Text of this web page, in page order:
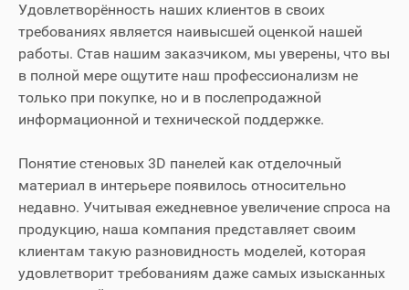
Удовлетворённость наших клиентов в своих
требованиях является наивысшей оценкой нашей
работы. Став нашим заказчиком, мы уверены, что вы
в полной мере ощутите наш профессионализм не
только при покупке, но и в послепродажной
информационной и технической поддержке.
Понятие стеновых 3D панелей как отделочный
материал в интерьере появилось относительно
недавно. Учитывая ежедневное увеличение спроса на
продукцию, наша компания представляет своим
клиентам такую разновидность моделей, которая
удовлетворит требованиям даже самых изысканных